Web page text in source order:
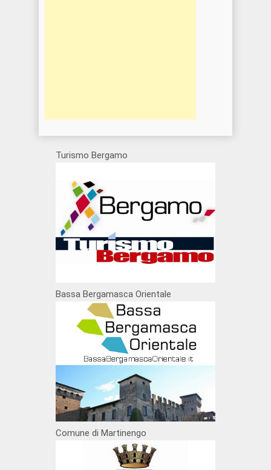
Turismo Bergamo
Bassa Bergamasca Orientale
Comune di Martinengo